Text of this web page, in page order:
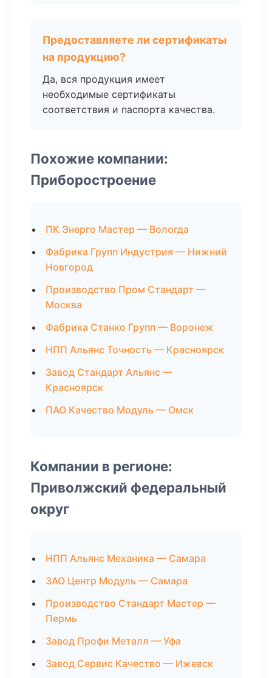
Предоставляете ли сертификаты
на продукцию?
Да, вся продукция имеет
необходимые сертификаты
соответствия и паспорта качества.
Похожие компании:
Приборостроение
ПК Энерго Мастер — Вологда
Фабрика Групп Индустрия — Нижний
Новгород
Производство Пром Стандарт —
Москва
Фабрика Станко Групп — Воронеж
НПП Альянс Точность — Красноярск
Завод Стандарт Альянс —
Красноярск
ПАО Качество Модуль — Омск
Компании в регионе:
Приволжский федеральный
округ
НПП Альянс Механика — Самара
ЗАО Центр Модуль — Самара
Производство Стандарт Мастер —
Пермь
Завод Профи Металл — Уфа
Завод Сервис Качество — Ижевск